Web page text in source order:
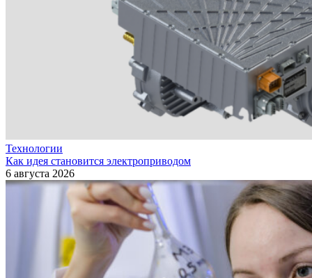
Технологии
Как идея становится электроприводом
6 августа 2026